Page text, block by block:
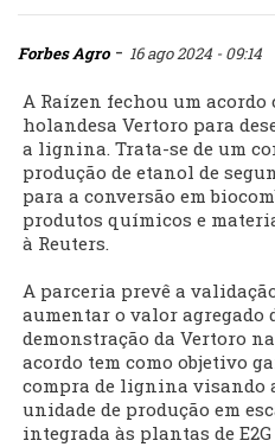
Forbes Agro- 16 ago 2024 - 09:14
A Raízen fechou um
holandesa Vertoro para
a lignina. Trata-se de um
produção de etanol de
para a conversão em
produtos químicos e
à Reuters.
A parceria prevê a
aumentar o valor agregado
demonstração da Vertoro
acordo tem como objetivo
compra de lignina visando
unidade de produção em
integrada às plantas de